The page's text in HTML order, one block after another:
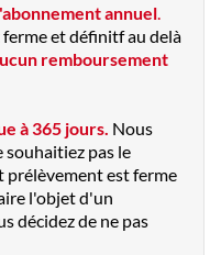
annuel
et définitf au delà
remboursement
à 365 jours. Nous
souhaitiez pas le
prélèvement est ferme
l'objet d'un
décidez de ne pas